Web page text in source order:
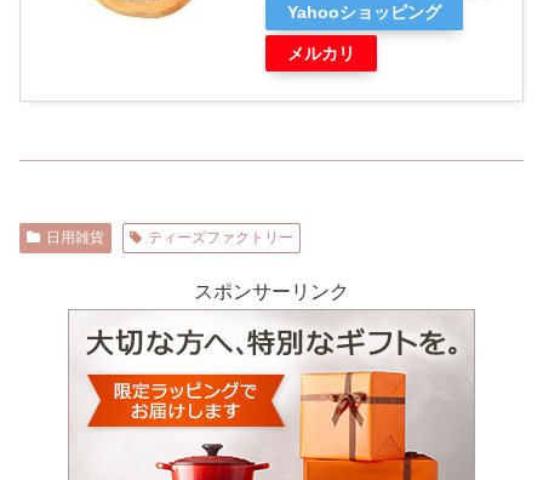
Yahooショッピング
メルカリ
日用雑貨 ティーズファクトリー
スポンサーリンク